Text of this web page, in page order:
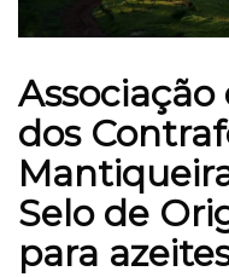
dos
Selo de
para